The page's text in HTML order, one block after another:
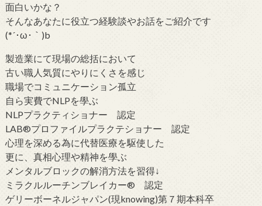
面白いかな？
そんなあなたに役立つ経験談やお話をご紹介です
(*´･ω･｀)b
製造業にて現場の総括において
古い職人気質にやりにくさを感じ
職場でコミュニケーション孤立
自ら実費でNLPを學ぶ
NLPプラクティショナー 認定
LAB®プロファイルプラクテショナー 認定
心理を深める為に代替医療を駆使した
更に、真相心理や精神を學ぶ
メンタルブロックの解消方法を習得↓
ミラクルルーチンブレイカー® 認定
ゲリーボーネルジャパン(現knowing)第７期本科卒